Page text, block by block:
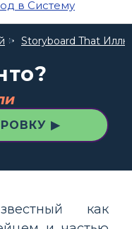
в Систему
Storyboard That
▶
как